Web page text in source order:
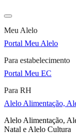
Meu Alelo
Portal Meu Alelo
Para estabelecimento
Portal Meu EC
Para RH
Alelo Alimentação,
Alelo Alimentação,
Natal e Alelo Cultura